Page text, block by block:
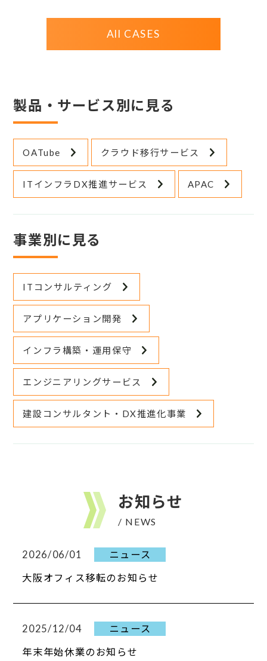
All CASES
製品・サービス別に見る
OATube クラウド移行サービス
ITインフラDX推進サービス APAC
事業別に見る
ITコンサルティング
アプリケーション開発
インフラ構築・運用保守
エンジニアリングサービス
建設コンサルタント・DX推進化事業
お知らせ
/ NEWS
2026/06/01 ニュース
大阪オフィス移転のお知らせ
2025/12/04 ニュース
年末年始休業のお知らせ